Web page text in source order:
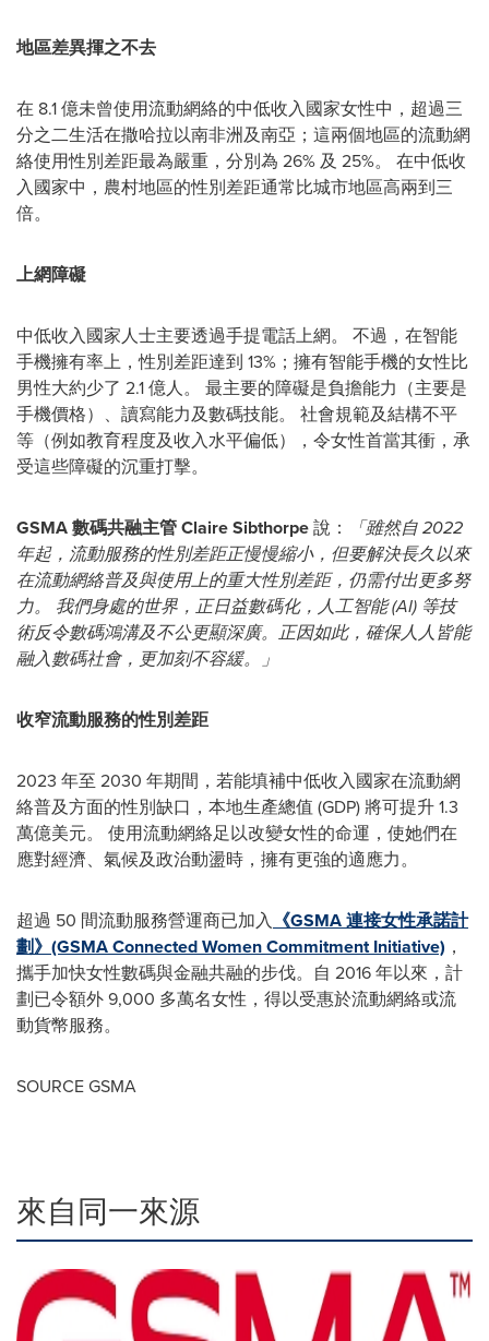
地區差異揮之不去
在 8.1 億未曾使用流動網絡的中低收入國家女性中，超過三
分之二生活在撒哈拉以南非洲及南亞；這兩個地區的流動網
絡使用性別差距最為嚴重，分別為 26% 及 25%。 在中低收
入國家中，農村地區的性別差距通常比城市地區高兩到三
倍。
上網障礙
中低收入國家人士主要透過手提電話上網。 不過，在智能
手機擁有率上，性別差距達到 13%；擁有智能手機的女性比
男性大約少了 2.1 億人。 最主要的障礙是負擔能力（主要是
手機價格）、讀寫能力及數碼技能。 社會規範及結構不平
等（例如教育程度及收入水平偏低），令女性首當其衝，承
受這些障礙的沉重打擊。
GSMA數碼共融主管Claire Sibthorpe說： 「雖然自2022
年起，流動服務的性別差距正慢慢縮小，但要解決長久以來
在流動網絡普及與使用上的重大性別差距，仍需付出更多努
力。
我們身處的世界，正日益數碼化，人工智能(AI) 等技
術反令數碼鴻溝及不公更顯深廣。正因如此，確保人人皆能
融入數碼社會，更加刻不容緩。」
收窄流動服務的性別差距
2023 年至 2030 年期間，若能填補中低收入國家在流動網
絡普及方面的性別缺口，本地生產總值 (GDP) 將可提升 1.3
萬億美元。 使用流動網絡足以改變女性的命運，使她們在
應對經濟、氣候及政治動盪時，擁有更強的適應力。
超過 50 間流動服務營運商已加入 《GSMA 連接女性承諾計
劃》(GSMA Connected Women Commitment Initiative) ，
攜手加快女性數碼與金融共融的步伐。自 2016 年以來，計
劃已令額外 9,000 多萬名女性，得以受惠於流動網絡或流
動貨幣服務。
SOURCE GSMA
來自同一來源